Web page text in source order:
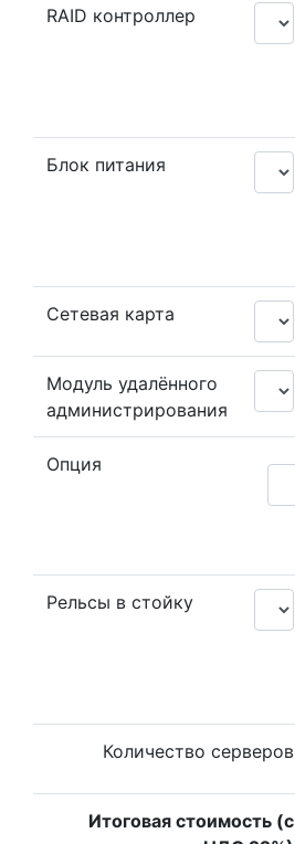
RAID контроллер
Блок питания
Сетевая карта
Модуль удалённого
администрирования
Опция
Рельсы в стойку
Количество серверов
Итоговая стоимость (с